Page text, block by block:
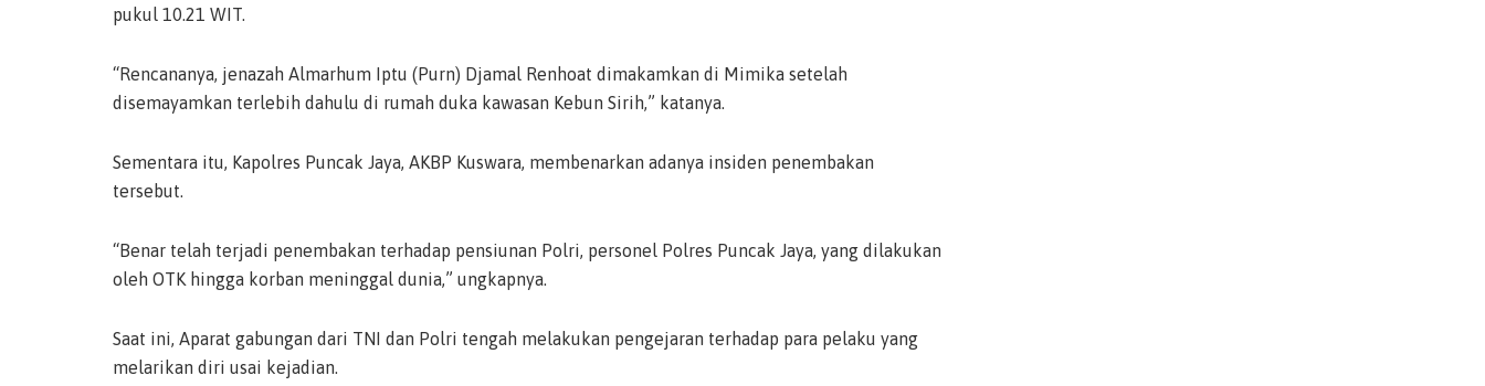
pukul 10.21 WIT.
“Rencananya, jenazah Almarhum Iptu (Purn) Djamal Renhoat dimakamkan di Mimika setelah
disemayamkan terlebih dahulu di rumah duka kawasan Kebun Sirih,” katanya.
Sementara itu, Kapolres Puncak Jaya, AKBP Kuswara, membenarkan adanya insiden penembakan
tersebut.
“Benar telah terjadi penembakan terhadap pensiunan Polri, personel Polres Puncak Jaya, yang dilakukan
oleh OTK hingga korban meninggal dunia,” ungkapnya.
Saat ini, Aparat gabungan dari TNI dan Polri tengah melakukan pengejaran terhadap para pelaku yang
melarikan diri usai kejadian.